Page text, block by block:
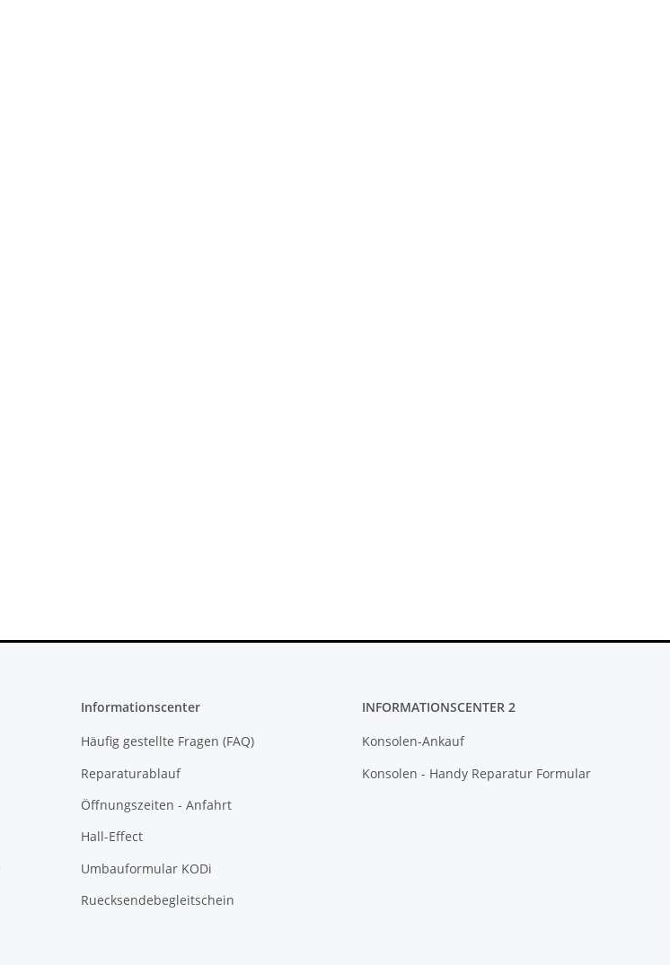
Informationscenter
Häufig gestellte Fragen (FAQ)
Reparaturablauf
Öffnungszeiten - Anfahrt
Hall-Effect
Umbauformular KODi
Ruecksendebegleitschein
INFORMATIONSCENTER 2
Konsolen-Ankauf
Konsolen - Handy Reparatur Formular